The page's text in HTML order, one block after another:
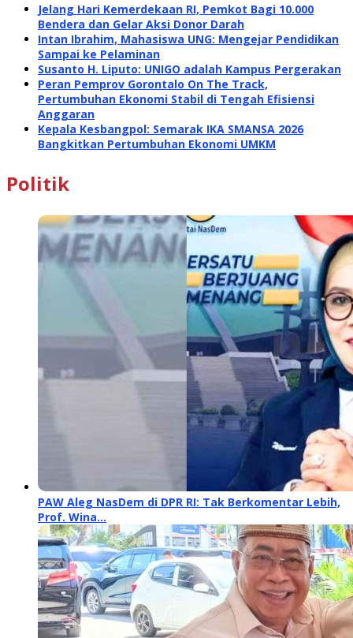
Jelang Hari Kemerdekaan RI, Pemkot Bagi 10.000
Bendera dan Gelar Aksi Donor Darah
Intan Ibrahim, Mahasiswa UNG: Mengejar Pendidikan
Sampai ke Pelaminan
Susanto H. Liputo: UNIGO adalah Kampus Pergerakan
Peran Pemprov Gorontalo On The Track,
Pertumbuhan Ekonomi Stabil di Tengah Efisiensi
Anggaran
Kepala Kesbangpol: Semarak IKA SMANSA 2026
Bangkitkan Pertumbuhan Ekonomi UMKM
Politik
PAW Aleg NasDem di DPR RI: Tak Berkomentar Lebih,
Prof. Wina…